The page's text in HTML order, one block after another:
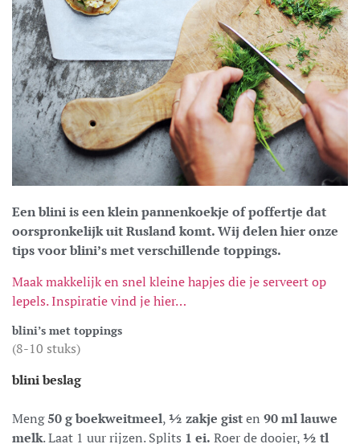
Een blini is een klein pannenkoekje of poffertje dat
oorspronkelijk uit Rusland komt. Wij delen hier onze
tips voor blini’s met verschillende toppings.
Maak makkelijk en snel kleine hapjes die je serveert op
lepels. Inspiratie vind je hier…
blini’s met toppings
(8-10 stuks)
blini beslag
Meng50 g boekweitmeel,½ zakje gisten 90 ml lauwe
melk. Laat 1 uur rijzen. Splits 1 ei. Roer de dooier,½ tl